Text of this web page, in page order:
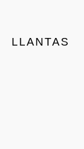
LLANTAS